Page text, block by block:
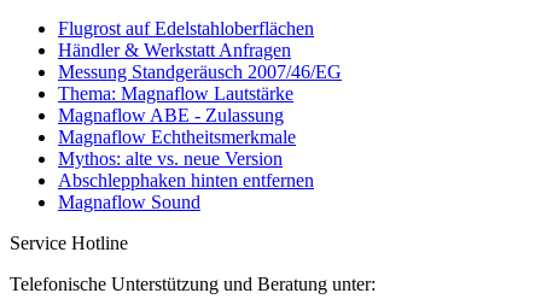
Flugrost auf Edelstahloberflächen
Händler & Werkstatt Anfragen
Messung Standgeräusch 2007/46/EG
Thema: Magnaflow Lautstärke
Magnaflow ABE - Zulassung
Magnaflow Echtheitsmerkmale
Mythos: alte vs. neue Version
Abschlepphaken hinten entfernen
Magnaflow Sound
Service Hotline
Telefonische Unterstützung und Beratung unter: